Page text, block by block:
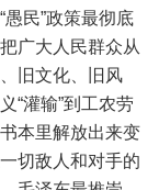
民”政策最彻底
广大人民群众从
旧文化、旧风
“灌输”到工农劳
本里解放出来变
切敌人和对手的